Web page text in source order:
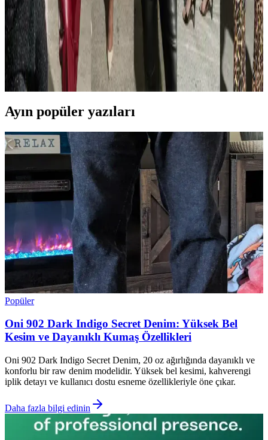
35 Yaşında Atletik Yapıya Sahip Babalar İçin Yaşına
Uygun ve Şık Giyim Önerileri
35 yaşındaki atletik yapıya sahip babalar için yaşına uygun, şık ve
rahat giyim önerileri sunulmaktadır. Doğru kesim, renk seçimi ve stil
ipuçlarıyla kişisel ifade güçlendirilir.
Ayın popüler yazıları
Popüler
Oni 902 Dark Indigo Secret Denim: Yüksek Bel
Kesim ve Dayanıklı Kumaş Özellikleri
Oni 902 Dark Indigo Secret Denim, 20 oz ağırlığında dayanıklı ve
konforlu bir raw denim modelidir. Yüksek bel kesimi, kahverengi
iplik detayı ve kullanıcı dostu esneme özellikleriyle öne çıkar.
Daha fazla bilgi edinin